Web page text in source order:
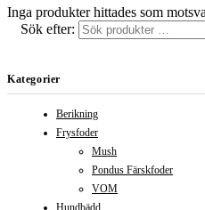
Inga produkter hittades som
Sök efter:
Kategorier
Berikning
Frysfoder
Mush
Pondus Färskfoder
VOM
Hundbädd